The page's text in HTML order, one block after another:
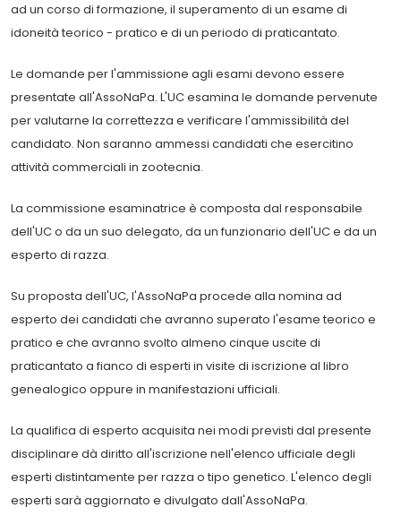
ad un corso di formazione, il superamento di un esame di
idoneità teorico - pratico e di un periodo di praticantato.
Le domande per l'ammissione agli esami devono essere
presentate all'AssoNaPa. L'UC esamina le domande pervenute
per valutarne la correttezza e verificare l'ammissibilità del
candidato. Non saranno ammessi candidati che esercitino
attività commerciali in zootecnia.
La commissione esaminatrice è composta dal responsabile
dell'UC o da un suo delegato, da un funzionario dell'UC e da un
esperto di razza.
Su proposta dell'UC, l'AssoNaPa procede alla nomina ad
esperto dei candidati che avranno superato l'esame teorico e
pratico e che avranno svolto almeno cinque uscite di
praticantato a fianco di esperti in visite di iscrizione al libro
genealogico oppure in manifestazioni ufficiali.
La qualifica di esperto acquisita nei modi previsti dal presente
disciplinare dà diritto all'iscrizione nell'elenco ufficiale degli
esperti distintamente per razza o tipo genetico. L'elenco degli
esperti sarà aggiornato e divulgato dall'AssoNaPa.